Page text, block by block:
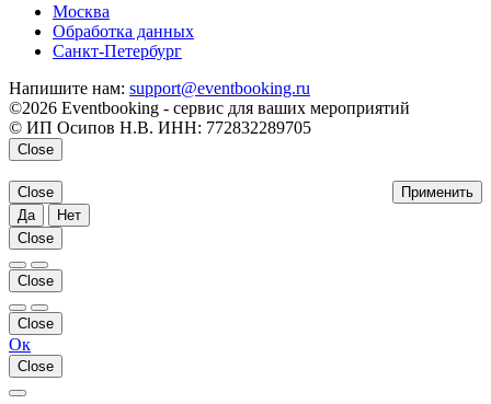
Москва
Обработка данных
Санкт-Петербург
Напишите нам: support@eventbooking.ru
©2026 Eventbooking - сервис для ваших мероприятий
© ИП Осипов Н.В. ИНН: 772832289705
Close
Применить
Close
Да
Нет
Close
Close
Close
Ок
Close